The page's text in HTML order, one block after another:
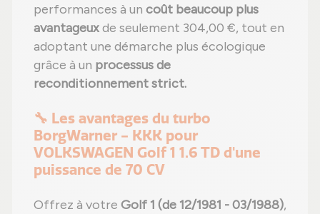
performances à un coût beaucoup plus
avantageuxde seulement 304,00 €, tout en
adoptant une démarche plus écologique
grâce à un processus de
reconditionnement strict.
🔧 Les avantages du turbo
BorgWarner - KKK pour
VOLKSWAGEN Golf 1 1.6 TD d'une
puissance de 70 CV
Offrez à votre Golf 1 (de 12/1981 - 03/1988),